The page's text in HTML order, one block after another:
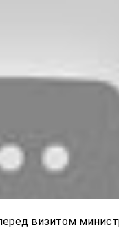
визитом